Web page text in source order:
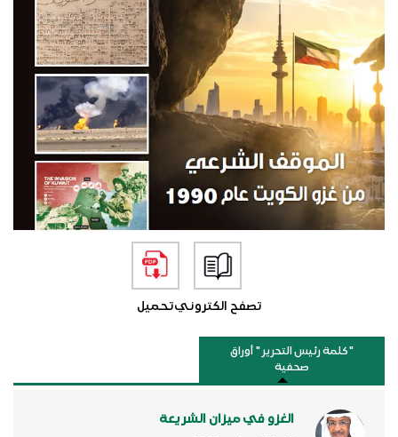
تصفح الكترونيتحميل
"كلمة رئيس التحرير " أوراق
صحفية
الغزو في ميزان الشريعة